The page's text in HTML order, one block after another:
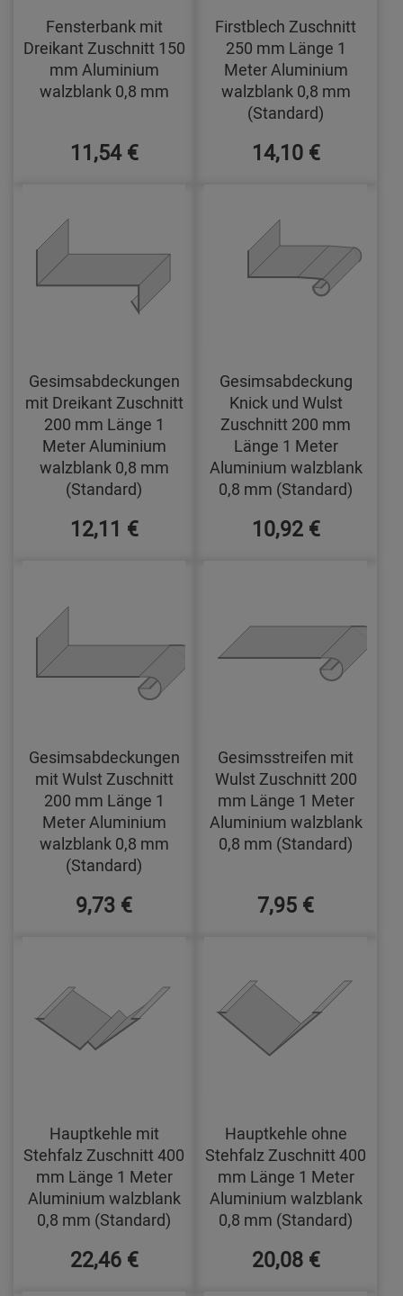
Fensterbank mit
Dreikant Zuschnitt 150
mm Aluminium
walzblank 0,8 mm
11,54 €
Firstblech Zuschnitt
250 mm Länge 1
Meter Aluminium
walzblank 0,8 mm
(Standard)
14,10 €
Gesimsabdeckungen
mit Dreikant Zuschnitt
200 mm Länge 1
Meter Aluminium
walzblank 0,8 mm
(Standard)
12,11 €
Gesimsabdeckung
Knick und Wulst
Zuschnitt 200 mm
Länge 1 Meter
Aluminium walzblank
0,8 mm (Standard)
10,92 €
Gesimsabdeckungen
mit Wulst Zuschnitt
200 mm Länge 1
Meter Aluminium
walzblank 0,8 mm
(Standard)
9,73 €
Gesimsstreifen mit
Wulst Zuschnitt 200
mm Länge 1 Meter
Aluminium walzblank
0,8 mm (Standard)
7,95 €
Hauptkehle mit
Stehfalz Zuschnitt 400
mm Länge 1 Meter
Aluminium walzblank
0,8 mm (Standard)
22,46 €
Hauptkehle ohne
Stehfalz Zuschnitt 400
mm Länge 1 Meter
Aluminium walzblank
0,8 mm (Standard)
20,08 €